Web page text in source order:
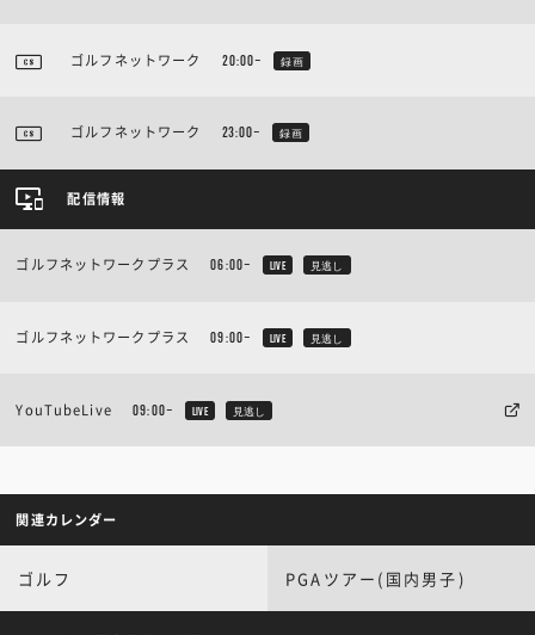
ゴルフネットワーク 20:00~ 録画
ゴルフネットワーク 23:00~ 録画
配信情報
ゴルフネットワークプラス 06:00~ LIVE 見逃し
ゴルフネットワークプラス 09:00~ LIVE 見逃し
YouTubeLive 09:00~ LIVE 見逃し
関連カレンダー
ゴルフ PGAツアー(国内男子)